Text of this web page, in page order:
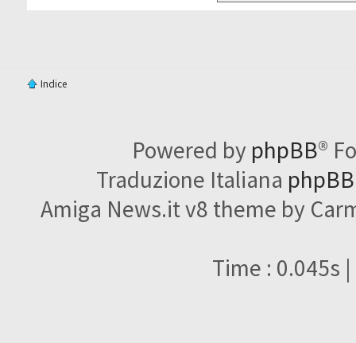
Indice
Powered by phpBB®
Traduzione Italiana
Amiga News.it v8 theme by
Time : 0.045s